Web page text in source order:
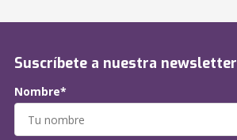
Suscríbete a nuestra newsletter
Nombre*